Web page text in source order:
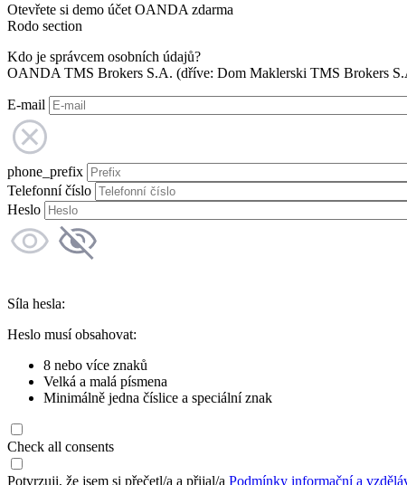
Otevřete si demo účet OANDA zdarma
Rodo section
Kdo je správcem osobních údajů?
OANDA TMS Brokers S.A. (dříve: Dom Maklerski TMS Brokers
E-mail
phone_prefix
Telefonní číslo
Heslo
Síla hesla:
Heslo musí obsahovat:
8 nebo více znaků
Velká a malá písmena
Minimálně jedna číslice a speciální znak
Check all consents
Potvrzuji, že jsem si přečetl/a a přijal/a Podmínky informační a